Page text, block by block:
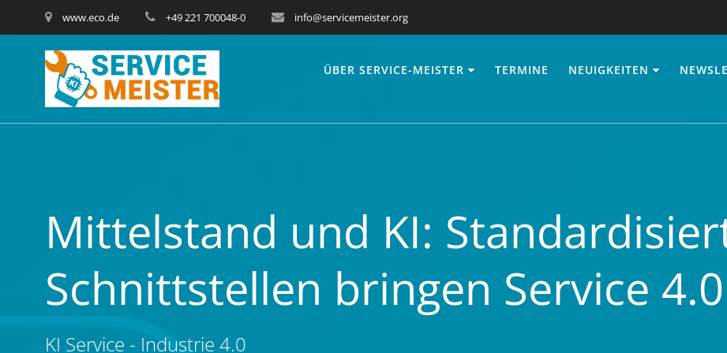
www.eco.de +49 221 700048-0 info@servicemeister.org
ÜBER SERVICE-MEISTER TERMINE NEUIGKEITEN
Mittelstand und KI:
Schnittstellen bringen Service
KI Service - Industrie 4.0